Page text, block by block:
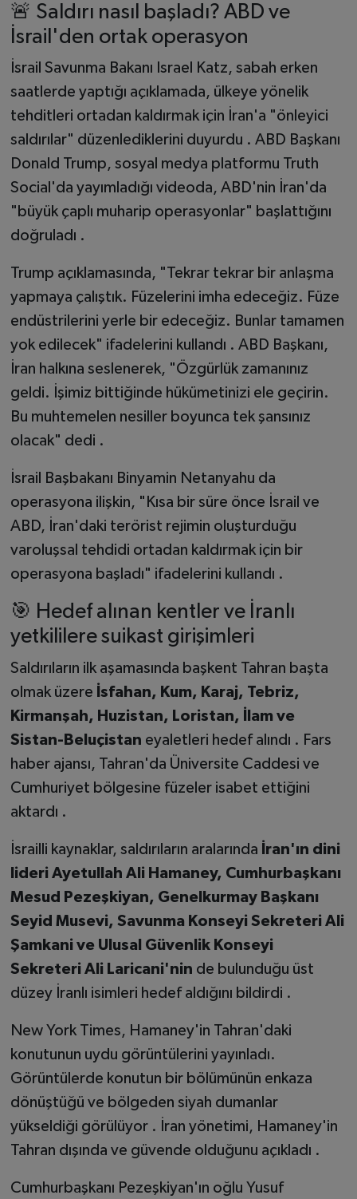
🚨 Saldırı nasıl başladı? ABD ve
İsrail'den ortak operasyon
İsrail Savunma Bakanı Israel Katz, sabah erken
saatlerde yaptığı açıklamada, ülkeye yönelik
tehditleri ortadan kaldırmak için İran'a "önleyici
saldırılar" düzenlediklerini duyurdu . ABD Başkanı
Donald Trump, sosyal medya platformu Truth
Social'da yayımladığı videoda, ABD'nin İran'da
"büyük çaplı muharip operasyonlar" başlattığını
doğruladı .
Trump açıklamasında, "Tekrar tekrar bir anlaşma
yapmaya çalıştık. Füzelerini imha edeceğiz. Füze
endüstrilerini yerle bir edeceğiz. Bunlar tamamen
yok edilecek" ifadelerini kullandı . ABD Başkanı,
İran halkına seslenerek, "Özgürlük zamanınız
geldi. İşimiz bittiğinde hükümetinizi ele geçirin.
Bu muhtemelen nesiller boyunca tek şansınız
olacak" dedi .
İsrail Başbakanı Binyamin Netanyahu da
operasyona ilişkin, "Kısa bir süre önce İsrail ve
ABD, İran'daki terörist rejimin oluşturduğu
varoluşsal tehdidi ortadan kaldırmak için bir
operasyona başladı" ifadelerini kullandı .
🎯 Hedef alınan kentler ve İranlı
yetkililere suikast girişimleri
Saldırıların ilk aşamasında başkent Tahran başta
olmak üzere İsfahan, Kum, Karaj, Tebriz,
Kirmanşah, Huzistan, Loristan, İlam ve
Sistan-Beluçistan eyaletleri hedef alındı . Fars
haber ajansı, Tahran'da Üniversite Caddesi ve
Cumhuriyet bölgesine füzeler isabet ettiğini
aktardı .
İsrailli kaynaklar, saldırıların aralarında İran'ın dini
lideri Ayetullah Ali Hamaney, Cumhurbaşkanı
Mesud Pezeşkiyan, Genelkurmay Başkanı
Seyid Musevi, Savunma Konseyi Sekreteri Ali
Şamkani ve Ulusal Güvenlik Konseyi
Sekreteri Ali Laricani'nin de bulunduğu üst
düzey İranlı isimleri hedef aldığını bildirdi .
New York Times, Hamaney'in Tahran'daki
konutunun uydu görüntülerini yayınladı.
Görüntülerde konutun bir bölümünün enkaza
dönüştüğü ve bölgeden siyah dumanlar
yükseldiği görülüyor . İran yönetimi, Hamaney'in
Tahran dışında ve güvende olduğunu açıkladı .
Cumhurbaşkanı Pezeşkiyan'ın oğlu Yusuf